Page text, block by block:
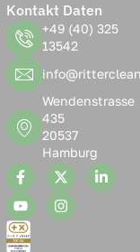
Kontakt Daten
+49 (40) 325
13542
Wendenstrasse
435
20537
Hamburg